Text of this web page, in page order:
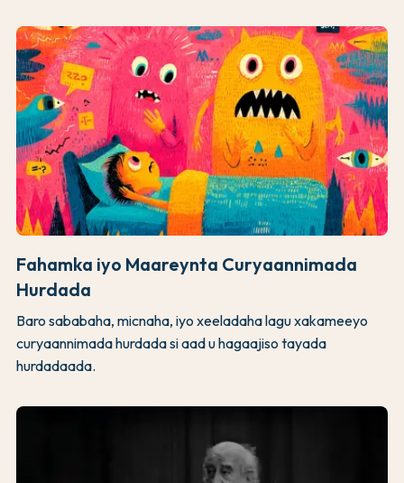
Fahamka iyo Maareynta Curyaannimada
Hurdada
Baro sababaha, micnaha, iyo xeeladaha lagu xakameeyo
curyaannimada hurdada si aad u hagaajiso tayada
hurdadaada.